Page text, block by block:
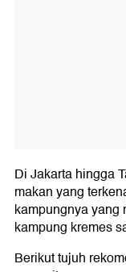
Di Jakarta hingga
makan yang
kampungnya yang
kampung kremes
Berikut tujuh